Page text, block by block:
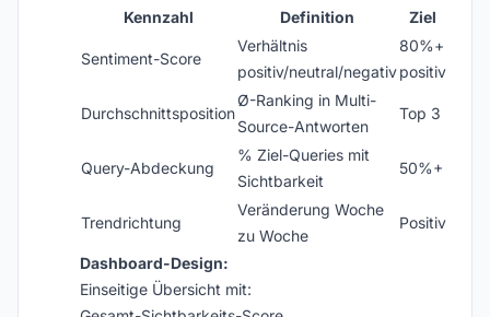
Kennzahl
Definition Ziel
Sentiment-Score
Verhältnis
positiv/neutral/negativ
80%+
positiv
Durchschnittsposition
Ø-Ranking in Multi-
Source-Antworten
Top 3
Query-Abdeckung
% Ziel-Queries mit
Sichtbarkeit
50%+
Trendrichtung
Veränderung Woche
zu Woche
Positiv
Dashboard-Design:
Einseitige Übersicht mit: